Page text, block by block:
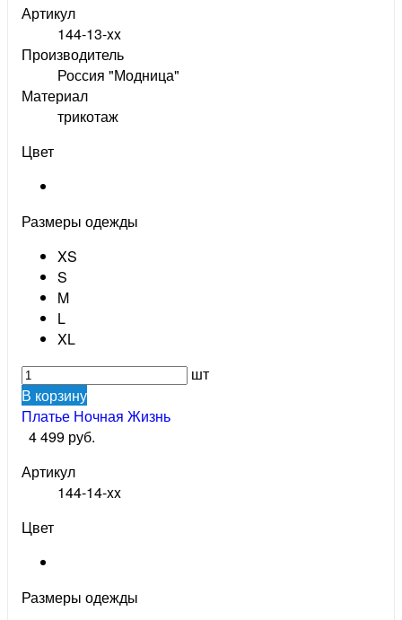
Артикул
144-13-xx
Производитель
Россия "Модница"
Материал
трикотаж
Цвет
Размеры одежды
XS
S
M
L
XL
шт
В корзину
Платье Ночная Жизнь
4 499 руб.
Артикул
144-14-xx
Цвет
Размеры одежды